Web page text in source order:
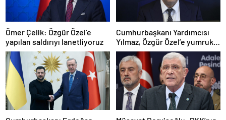
Ömer Çelik: Özgür Özel’e
yapılan saldırıyı lanetliyoruz
Cumhurbaşkanı Yardımcısı
Yılmaz, Özgür Özel’e yumruklu
saldırıyı kınadı